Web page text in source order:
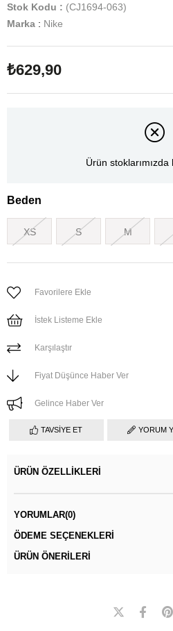
Stok Kodu
(CJ1694-063)
Marka : Nike
₺629,90
Ürün stoklarımızda
Beden
XS S M
Favorilere Ekle
İstek Listeme Ekle
Karşılaştır
Fiyat Düşünce Haber Ver
Gelince Haber Ver
TAVSIYE ET YORUM
ÜRÜN ÖZELLIKLERI
YORUMLAR(0)
ÖDEME SEÇENEKLERI
ÜRÜN ÖNERILERI